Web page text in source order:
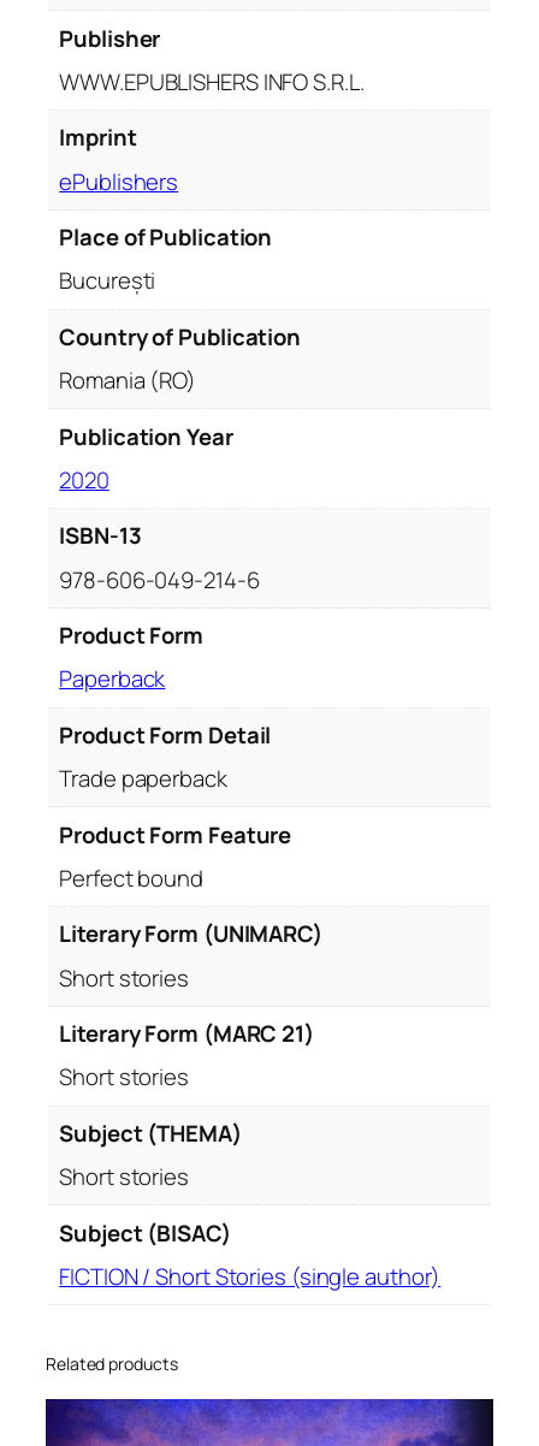
Publisher
WWW.EPUBLISHERS INFO S.R.L.
Imprint
ePublishers
Place of Publication
București
Country of Publication
Romania (RO)
Publication Year
2020
ISBN-13
978-606-049-214-6
Product Form
Paperback
Product Form Detail
Trade paperback
Product Form Feature
Perfect bound
Literary Form (UNIMARC)
Short stories
Literary Form (MARC 21)
Short stories
Subject (THEMA)
Short stories
Subject (BISAC)
FICTION / Short Stories (single author)
Related products